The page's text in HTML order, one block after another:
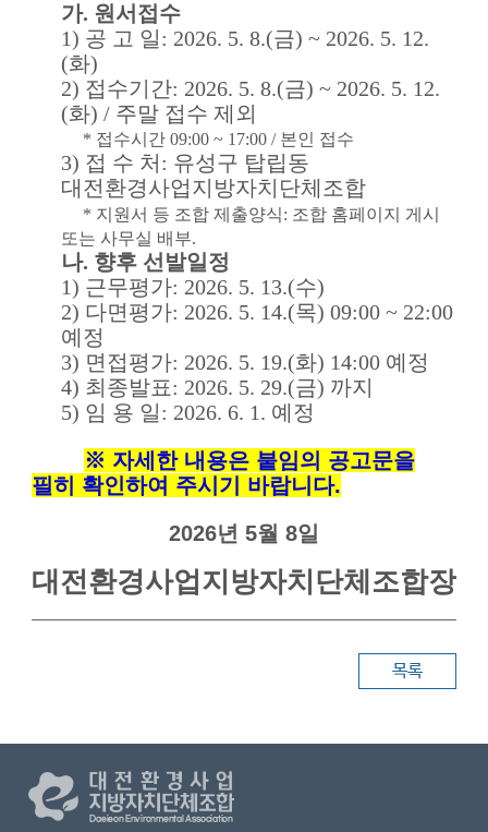
가. 원서접수
1) 공 고 일: 2026. 5. 8.(금) ~ 2026. 5. 12.
(화)
2) 접수기간: 2026. 5. 8.(금) ~ 2026. 5. 12.
(화) / 주말 접수 제외
* 접수시간 09:00 ~ 17:00 / 본인 접수
3) 접 수 처 : 유성구 탑립동
대전환경사업지방자치단체조합
* 지원서 등 조합 제출양식: 조합 홈페이지 게시
또는 사무실 배부.
나. 향후 선발일정
1) 근무평가: 2026. 5. 13.(수)
2) 다면평가: 2026. 5. 14.(목) 09:00 ~ 22:00
예정
3) 면접평가: 2026. 5. 19.(화) 14:00 예정
4) 최종발표: 2026. 5. 29.(금) 까지
5) 임 용 일: 2026. 6. 1. 예정
※ 자세 한 내용은 붙임의 공고문을
필히 확인하여 주시기 바랍니다.
2026년 5월 8일
대전환경사업지방자치단체조합장
목록